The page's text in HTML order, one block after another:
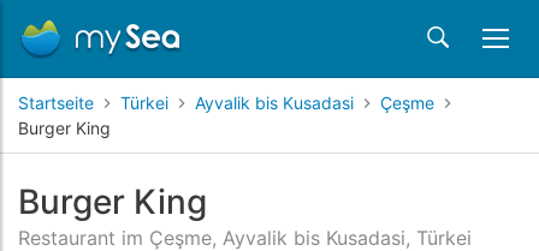
Startseite Türkei Ayvalik bis Kusadasi
Çeşme
Burger King
Burger King
Restaurant im Çeşme, Ayvalik bis Kusadasi, Türkei